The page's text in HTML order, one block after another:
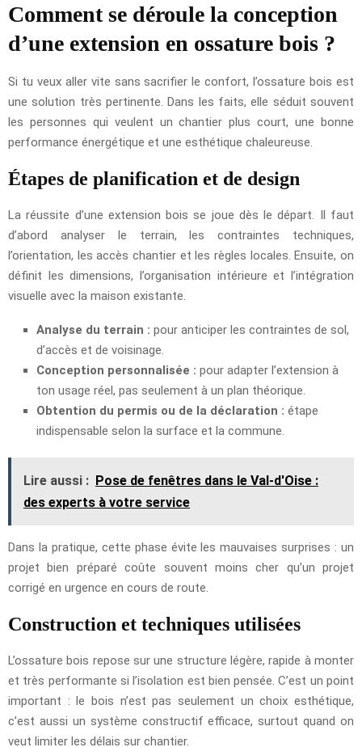
Comment se déroule la conception
d’une extension en ossature bois ?
Si tu veux aller vite sans sacrifier le confort, l’ossature bois est
une solution très pertinente. Dans les faits, elle séduit souvent
les personnes qui veulent un chantier plus court, une bonne
performance énergétique et une esthétique chaleureuse.
Étapes de planification et de design
La réussite d’une extension bois se joue dès le départ. Il faut
d’abord analyser le terrain, les contraintes techniques,
l’orientation, les accès chantier et les règles locales. Ensuite, on
définit les dimensions, l’organisation intérieure et l’intégration
visuelle avec la maison existante.
Analyse du terrain : pour anticiper les contraintes de sol,
d’accès et de voisinage.
Conception personnalisée : pour adapter l’extension à
ton usage réel, pas seulement à un plan théorique.
Obtention du permis ou de la déclaration : étape
indispensable selon la surface et la commune.
Lire aussi : Pose de fenêtres dans le Val-d'Oise :
des experts à votre service
Dans la pratique, cette phase évite les mauvaises surprises : un
projet bien préparé coûte souvent moins cher qu’un projet
corrigé en urgence en cours de route.
Construction et techniques utilisées
L’ossature bois repose sur une structure légère, rapide à monter
et très performante si l’isolation est bien pensée. C’est un point
important : le bois n’est pas seulement un choix esthétique,
c’est aussi un système constructif efficace, surtout quand on
veut limiter les délais sur chantier.